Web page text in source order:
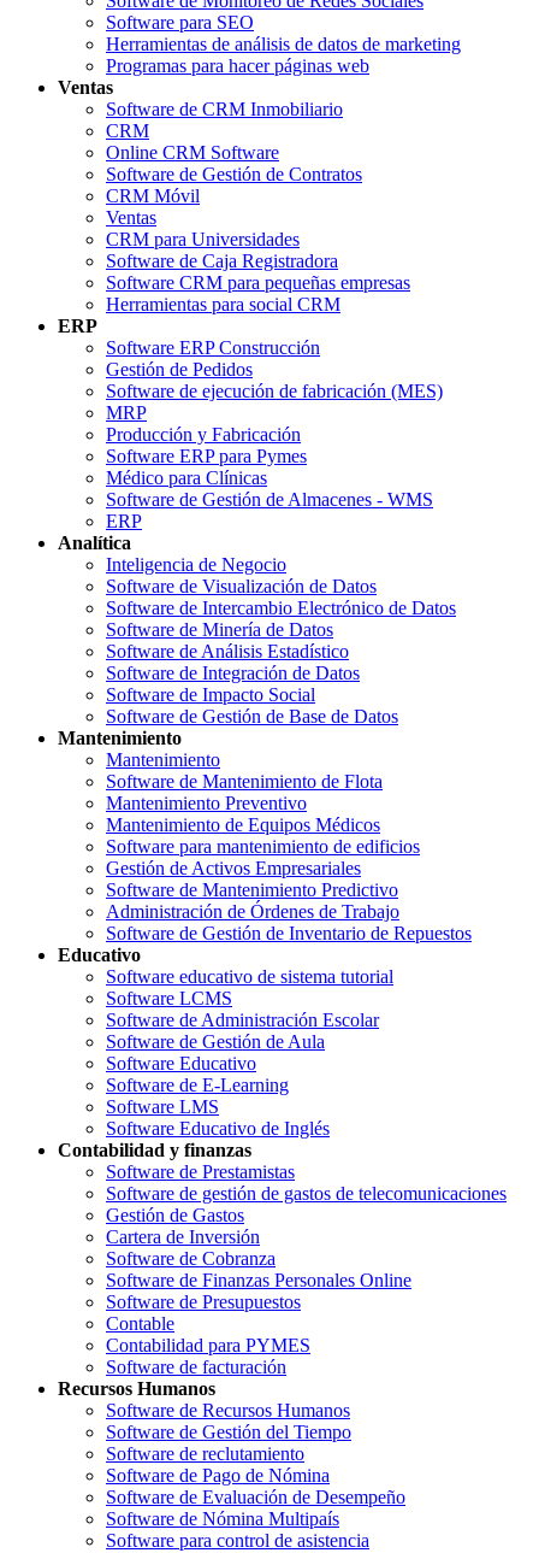
Software para SEO
Herramientas de análisis de datos de marketing
Programas para hacer páginas web
Ventas
Software de CRM Inmobiliario
CRM
Online CRM Software
Software de Gestión de Contratos
CRM Móvil
Ventas
CRM para Universidades
Software de Caja Registradora
Software CRM para pequeñas empresas
Herramientas para social CRM
ERP
Software ERP Construcción
Gestión de Pedidos
Software de ejecución de fabricación (MES)
MRP
Producción y Fabricación
Software ERP para Pymes
Médico para Clínicas
Software de Gestión de Almacenes - WMS
ERP
Analítica
Inteligencia de Negocio
Software de Visualización de Datos
Software de Intercambio Electrónico de Datos
Software de Minería de Datos
Software de Análisis Estadístico
Software de Integración de Datos
Software de Impacto Social
Software de Gestión de Base de Datos
Mantenimiento
Mantenimiento
Software de Mantenimiento de Flota
Mantenimiento Preventivo
Mantenimiento de Equipos Médicos
Software para mantenimiento de edificios
Gestión de Activos Empresariales
Software de Mantenimiento Predictivo
Administración de Órdenes de Trabajo
Software de Gestión de Inventario de Repuestos
Educativo
Software educativo de sistema tutorial
Software LCMS
Software de Administración Escolar
Software de Gestión de Aula
Software Educativo
Software de E-Learning
Software LMS
Software Educativo de Inglés
Contabilidad y finanzas
Software de Prestamistas
Software de gestión de gastos de telecomunicaciones
Gestión de Gastos
Cartera de Inversión
Software de Cobranza
Software de Finanzas Personales Online
Software de Presupuestos
Contable
Contabilidad para PYMES
Software de facturación
Recursos Humanos
Software de Recursos Humanos
Software de Gestión del Tiempo
Software de reclutamiento
Software de Pago de Nómina
Software de Evaluación de Desempeño
Software de Nómina Multipaís
Software para control de asistencia